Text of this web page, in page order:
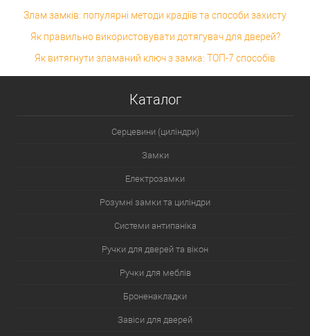
Злам замків: популярні методи крадіїв та способи захисту
Як правильно використовувати дотягувач для дверей?
Як витягнути зламаний ключ з замка: ТОП-7 способів
Каталог
Серцевини (циліндри)
Замки
Електрозамки
Розумні замки та циліндри
Системи антипаніка
Ручки для дверей та вікон
Ручки для меблів
Броненакладки
Завіси для дверей